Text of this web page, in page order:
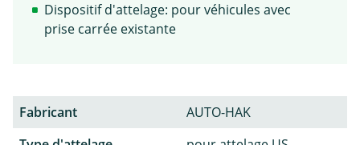
Dispositif d'attelage: pour véhicules avec
prise carrée existante
Fabricant
AUTO-HAK